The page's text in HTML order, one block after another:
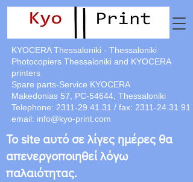
KYOCERA Thessaloniki - Thessaloniki
Photocopiers Thessaloniki and KYOCERA
printers
Spare parts-Service KYOCERA
Makedonias 57, PC-54644, Thessaloniki
Telephone: 2311-29.41.31 / fax: 2311-24.31.91
email: info@kyo-print.com
Το site αυτό σε λίγες ημέρες θα
απενεργοποιηθεί λόγω
παλαιότητας.